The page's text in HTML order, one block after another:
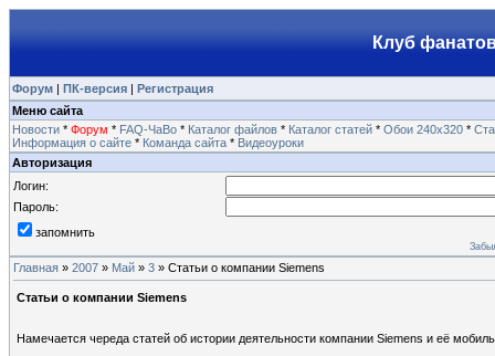
Клуб
Форум | ПК-версия | Регистрация
Меню сайта
Новости * Форум * FAQ-ЧаВо * Каталог файлов * Каталог статей * Обои 240х320 *
Информация о сайте * Команда сайта * Видеоуроки
Авторизация
Логин:
Пароль:
запомнить
Главная » 2007 » Май » 3 » Статьи о компании Siemеns
Статьи о компании Siemеns
Намечается череда статей об истории деятельности компании Siеmеns и её